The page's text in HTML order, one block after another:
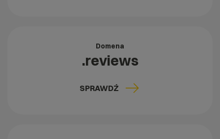
Domena
.reviews
SPRAWDŹ